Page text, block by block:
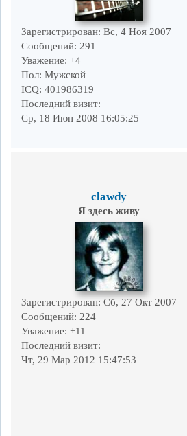
Зарегистрирован: Вс, 4 Ноя 2007
Сообщений: 291
Уважение: +4
Пол: Мужской
ICQ: 401986319
Последний визит:
Ср, 18 Июн 2008 16:05:25
clawdy
Я здесь живу
Зарегистрирован: Сб, 27 Окт 2007
Сообщений: 224
Уважение: +11
Последний визит:
Чт, 29 Мар 2012 15:47:53